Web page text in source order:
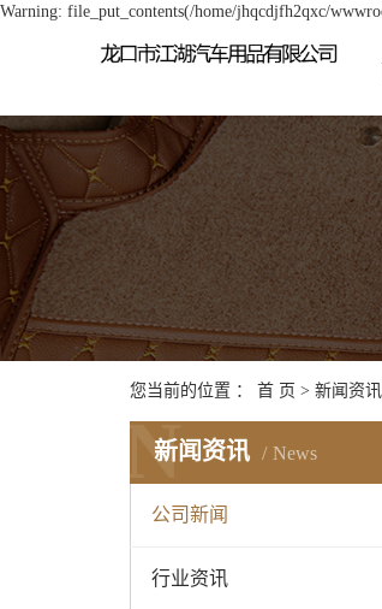
Warning: file_put_contents(/home/jhqcdjfh2qxc/
您当前的位置 ： 首 页 > 新闻资讯
新闻资讯 News
N
公司新闻
行业资讯